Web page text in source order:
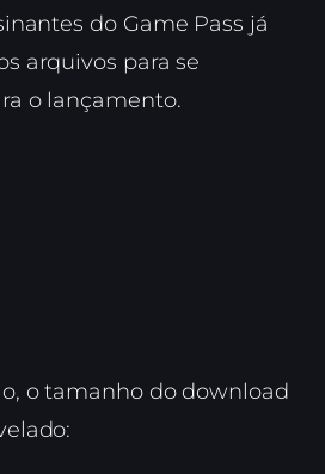
do Game Pass já
arquivos para se
o lançamento.
o tamanho do download